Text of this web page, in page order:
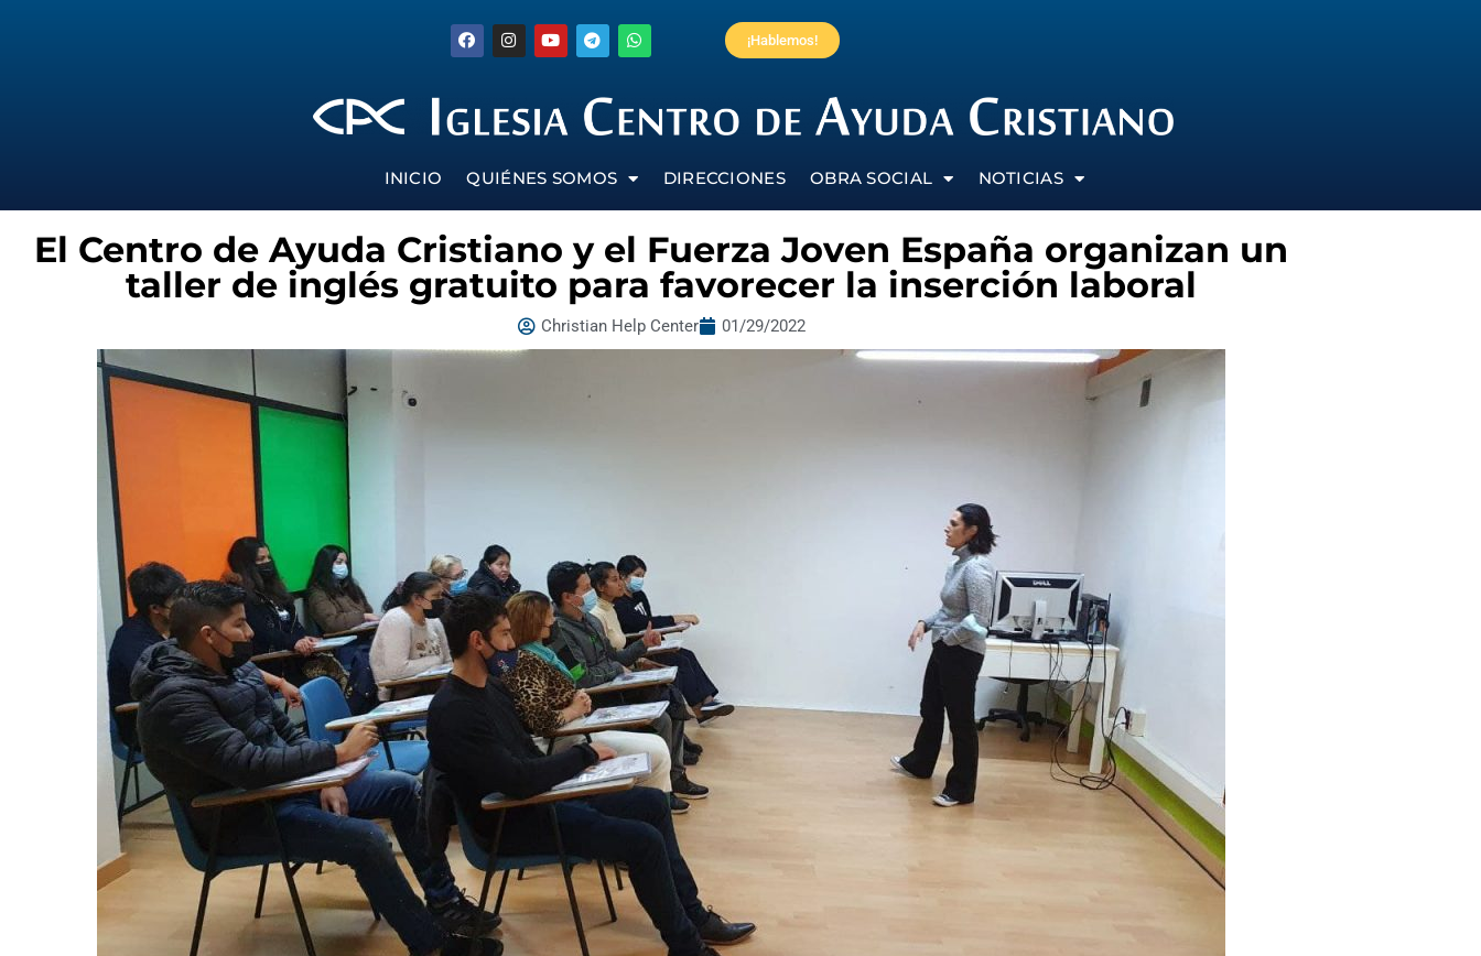
¡Hablemos!
INICIO QUIÉNES SOMOS DIRECCIONES OBRA SOCIAL NOTICIAS
El Centro de Ayuda Cristiano y el Fuerza Joven España organizan un
taller de inglés gratuito para favorecer la inserción laboral
Christian Help Center 01/29/2022